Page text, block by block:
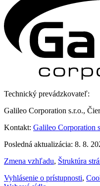
Technický prevádzkovateľ:
Galileo Corporation s.r.o.,
Kontakt: Galileo Corporation
Posledná aktualizácia: 8. 8.
Zmena vzhľadu, Štruktúra
Vyhlásenie o prístupnosti,